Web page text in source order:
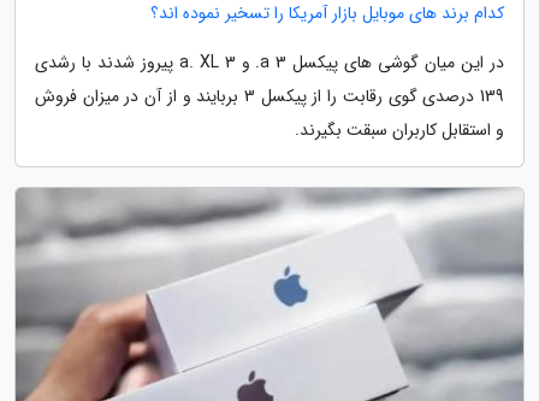
کدام برند های موبایل بازار آمریکا را تسخیر نموده اند؟
در این میان گوشی های پیکسل 3 a. و 3 a. XL پیروز شدند با رشدی
139 درصدی گوی رقابت را از پیکسل 3 بربایند و از آن در میزان فروش
و استقابل کاربران سبقت بگیرند.